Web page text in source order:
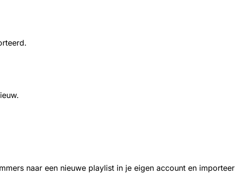
naar een nieuwe playlist in je eigen account en importeer